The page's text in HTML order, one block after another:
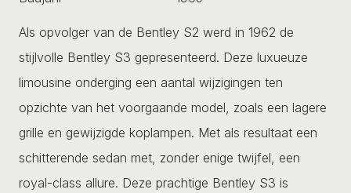
Als opvolger van de Bentley S2 werd in 1962 de
stijlvolle Bentley S3 gepresenteerd. Deze luxueuze
limousine onderging een aantal wijzigingen ten
opzichte van het voorgaande model, zoals een lagere
grille en gewijzigde koplampen. Met als resultaat een
schitterende sedan met, zonder enige twijfel, een
royal-class allure. Deze prachtige Bentley S3 is